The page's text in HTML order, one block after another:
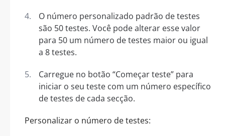
O número personalizado padrão de testes
são 50 testes. Você pode alterar esse valor
para 50 um número de testes maior ou igual
a 8 testes.
Carregue no botão “Começar teste” para
iniciar o seu teste com um número específico
de testes de cada secção.
Personalizar o número de testes: